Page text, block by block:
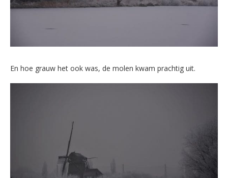
En hoe grauw het ook was, de molen kwam prachtig uit.